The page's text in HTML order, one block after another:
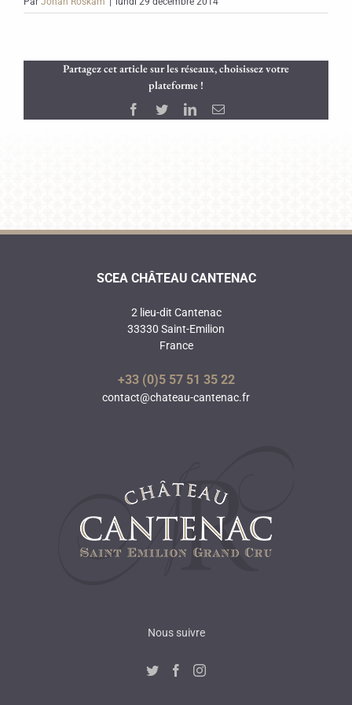
Partagez cet article sur les réseaux, choisissez votre
plateforme !
Facebook
TwitterLinkedInEmail
SCEA CHÂTEAU CANTENAC
2 lieu-dit Cantenac
33330 Saint-Emilion
France
+33 (0)5 57 51 35 22
contact@chateau-cantenac.fr
Nous suivre